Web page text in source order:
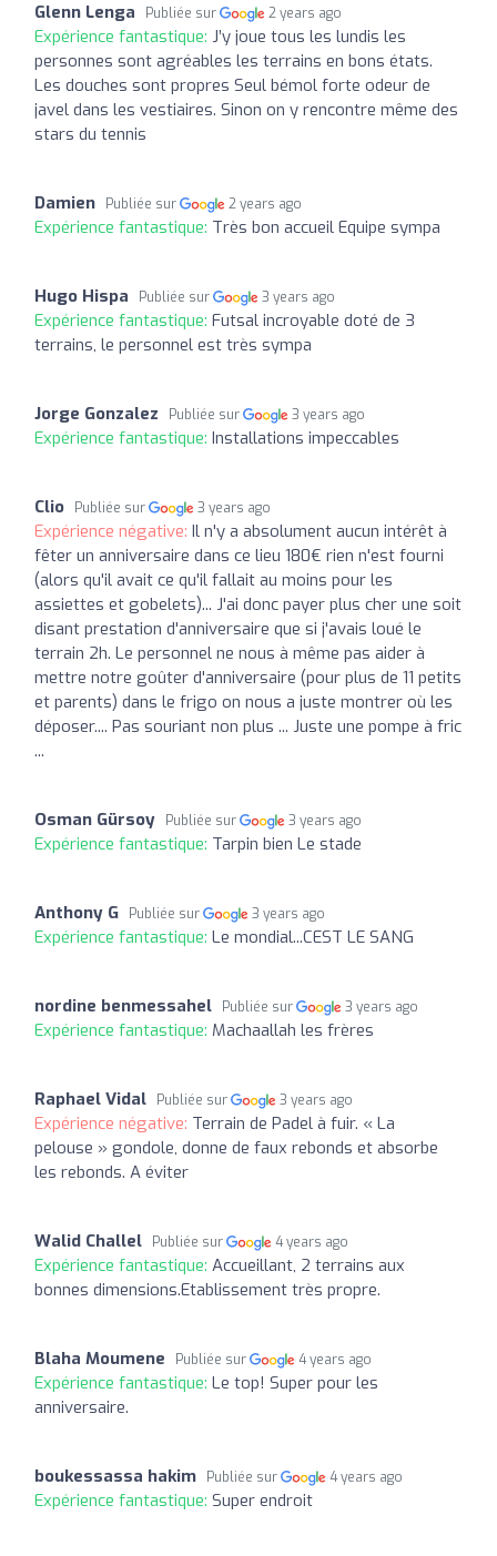
Glenn Lenga Publiée sur 2 years ago
Expérience fantastique: J’y joue tous les lundis les
personnes sont agréables les terrains en bons états.
Les douches sont propres Seul bémol forte odeur de
javel dans les vestiaires. Sinon on y rencontre même des
stars du tennis
Damien Publiée sur 2 years ago
Expérience fantastique: Très bon accueil Equipe sympa
Hugo Hispa Publiée sur 3 years ago
Expérience fantastique: Futsal incroyable doté de 3
terrains, le personnel est très sympa
Jorge Gonzalez Publiée sur 3 years ago
Expérience fantastique: Installations impeccables
Clio Publiée sur 3 years ago
Expérience négative: Il n'y a absolument aucun intérêt à
fêter un anniversaire dans ce lieu 180€ rien n'est fourni
(alors qu'il avait ce qu'il fallait au moins pour les
assiettes et gobelets)... J'ai donc payer plus cher une soit
disant prestation d'anniversaire que si j'avais loué le
terrain 2h. Le personnel ne nous à même pas aider à
mettre notre goûter d'anniversaire (pour plus de 11 petits
et parents) dans le frigo on nous a juste montrer où les
déposer.... Pas souriant non plus ... Juste une pompe à fric
...
Osman Gürsoy Publiée sur 3 years ago
Expérience fantastique: Tarpin bien Le stade
Anthony G Publiée sur 3 years ago
Expérience fantastique: Le mondial...CEST LE SANG
nordine benmessahel Publiée sur 3 years ago
Expérience fantastique: Machaallah les frères
Raphael Vidal Publiée sur 3 years ago
Expérience négative: Terrain de Padel à fuir. « La
pelouse » gondole, donne de faux rebonds et absorbe
les rebonds. A éviter
Walid Challel Publiée sur 4 years ago
Expérience fantastique: Accueillant, 2 terrains aux
bonnes dimensions.Etablissement très propre.
Blaha Moumene Publiée sur 4 years ago
Expérience fantastique: Le top! Super pour les
anniversaire.
boukessassa hakim Publiée sur 4 years ago
Expérience fantastique: Super endroit